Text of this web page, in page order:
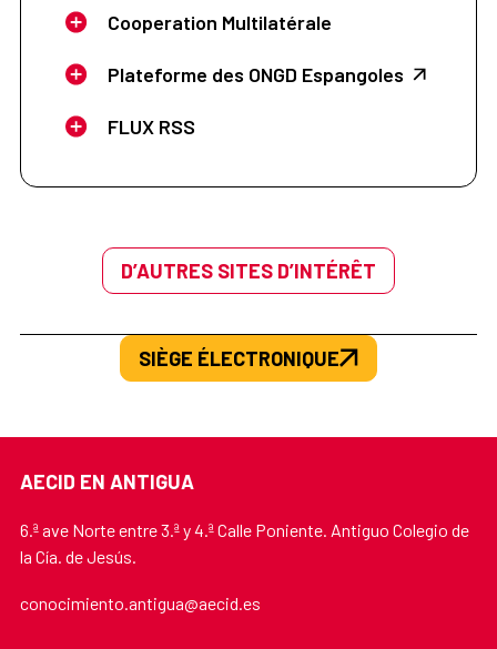
Cooperation Multilatérale
Plateforme des ONGD Espangoles
FLUX RSS
D’AUTRES SITES D’INTÉRÊT
SIÈGE ÉLECTRONIQUE
AECID EN ANTIGUA
6.ª ave Norte entre 3.ª y 4.ª Calle Poniente. Antiguo Colegio de
la Cía. de Jesús.
conocimiento.antigua@aecid.es